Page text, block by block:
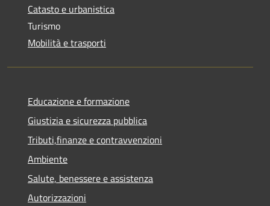
Catasto e urbanistica
Turismo
Mobilità e trasporti
Educazione e formazione
Giustizia e sicurezza pubblica
Tributi,finanze e contravvenzioni
Ambiente
Salute, benessere e assistenza
Autorizzazioni